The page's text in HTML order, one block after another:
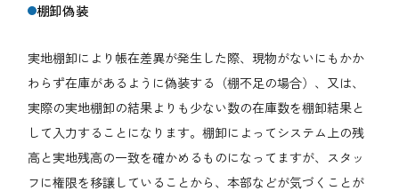
棚卸偽装
実地棚卸により帳在差異が発生した際、現物がないにもかか
わらず在庫があるように偽装する（棚不足の場合）、又は、
実際の実地棚卸の結果よりも少ない数の在庫数を棚卸結果と
して入力することになります。棚卸によってシステム上の残
高と実地残高の一致を確かめるものになってますが、スタッ
フに権限を移譲していることから、本部などが気づくことが